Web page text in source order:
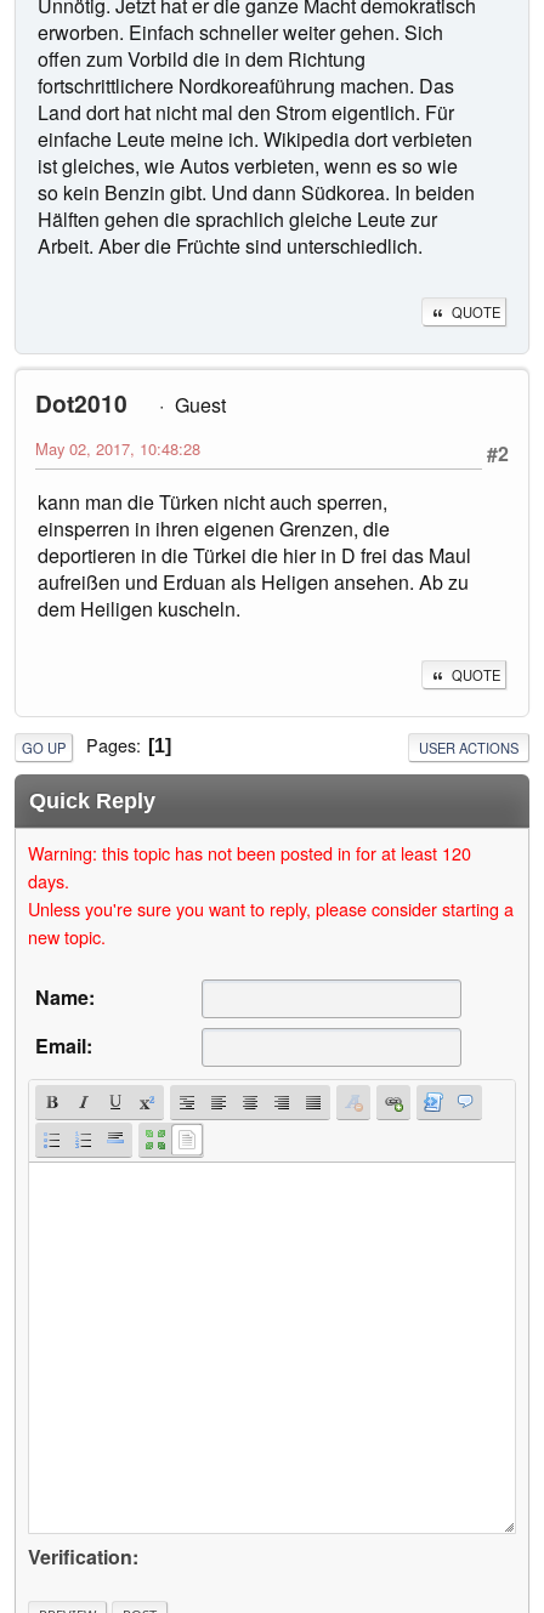
erworben. Einfach schneller weiter gehen. Sich
offen zum Vorbild die in dem Richtung
fortschrittlichere Nordkoreaführung machen. Das
Land dort hat nicht mal den Strom eigentlich. Für
einfache Leute meine ich. Wikipedia dort verbieten
ist gleiches, wie Autos verbieten, wenn es so wie
so kein Benzin gibt. Und dann Südkorea. In beiden
Hälften gehen die sprachlich gleiche Leute zur
Arbeit. Aber die Früchte sind unterschiedlich.
QUOTE
Dot2010
Guest
#2
May 02, 2017, 10:48:28
kann man die Türken nicht auch sperren,
einsperren in ihren eigenen Grenzen, die
deportieren in die Türkei die hier in D frei das Maul
aufreißen und Erduan als Heligen ansehen. Ab zu
dem Heiligen kuscheln.
QUOTE
GO UP Pages 1 USER ACTIONS
Quick Reply
Warning: this topic has not been posted in for at least 120
days.
Unless you're sure you want to reply, please consider starting a
new topic.
Name:
Email:
Verification: